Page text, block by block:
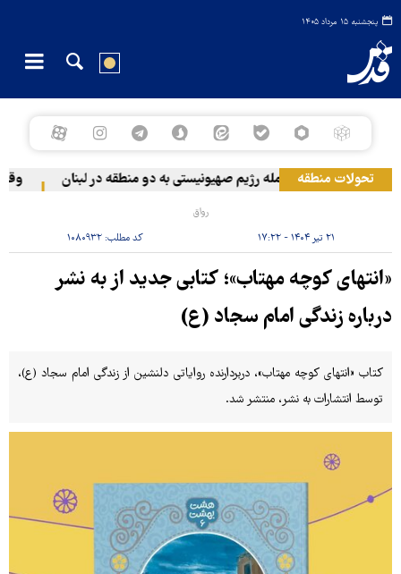
پنجشنبه ۱۵ مرداد ۱۴۰۵
تحولات منطقهحمله رژیم صهیونیستی به دو منطقه در لبنان
رواق
۲۱ تیر ۱۴۰۴ - ۱۷:۲۲ کد مطلب:۱۰۸۰۹۳۲
«انتهای کوچه مهتاب»؛ کتابی جدید از به نشر
درباره زندگی امام سجاد (ع)
کتاب «انتهای کوچه مهتاب»، دربردارنده روایاتی دلنشین از زندگی امام سجاد (ع)،
توسط انتشارات به نشر، منتشر شد.